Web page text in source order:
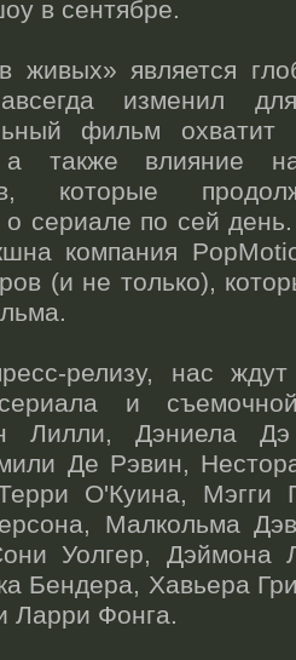
в сентябре.
живых» является
изменил
фильм
а также влияние
которые
о сериале по сей
компания
(и не только),
релизу, нас
и
Лилли, Дэниела
Де Рэвин,
О'Куина, Мэгги
Малкольма
Уолгер, Дэймона
Бендера, Хавьера
Ларри Фонга.